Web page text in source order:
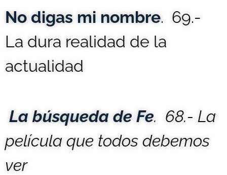
No digas mi nombre. 69.-
La dura realidad de la
actualidad
La búsqueda de Fe. 68.- La
película que todos debemos
ver